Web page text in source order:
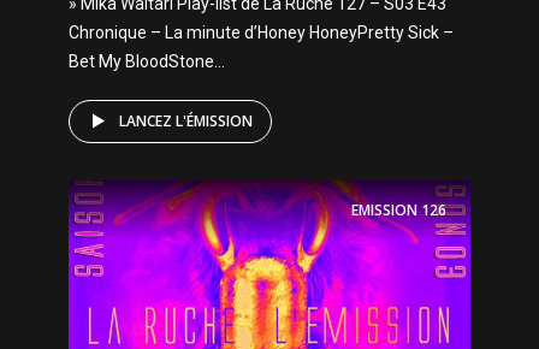
Chronique – La minute d’Honey HoneyPretty Sick –
Bet My BloodStone...
LANCEZ L'ÉMISSION
EMISSION126